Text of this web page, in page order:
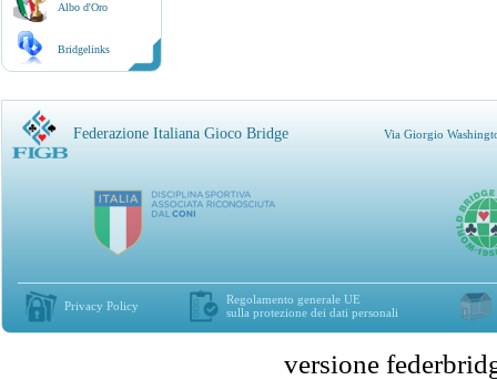
Albo d'Oro
Bridgelinks
Federazione Italiana Gioco Bridge Via Giorgio
Privacy Policy
Regolamento generale UE
sulla protezione dei dati personali
versione